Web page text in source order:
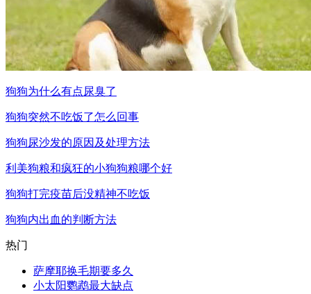
狗狗为什么有点尿臭了
狗狗突然不吃饭了怎么回事
狗狗尿沙发的原因及处理方法
利美狗粮和疯狂的小狗狗粮哪个好
狗狗打完疫苗后没精神不吃饭
狗狗内出血的判断方法
热门
萨摩耶换毛期要多久
小太阳鹦鹉最大缺点